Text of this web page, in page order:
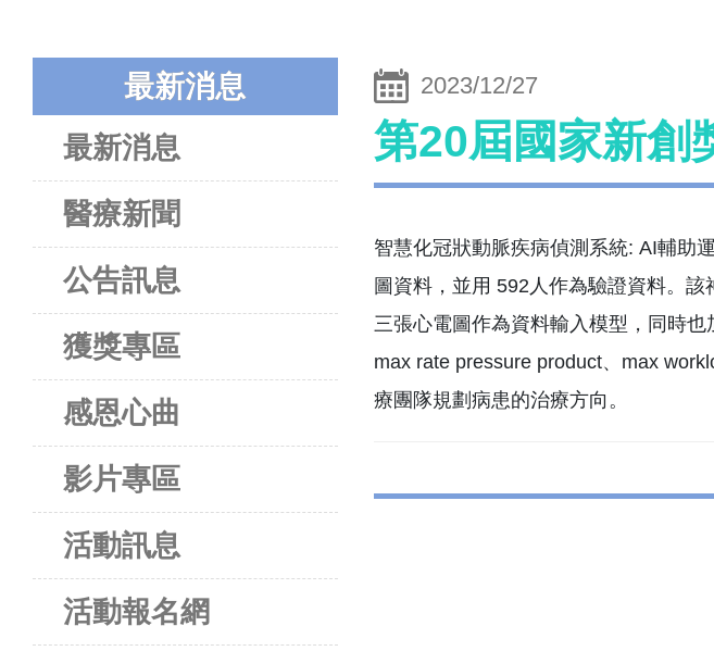
最新消息
最新消息
醫療新聞
公告訊息
獲獎專區
感恩心曲
影片專區
活動訊息
活動報名網
2023/12/27
第20屆國家新創
智慧化冠狀動脈疾病偵測系統: AI輔助
圖資料，並用 592人作為驗證資料。
三張心電圖作為資料輸入模型，同時
max rate pressure product、max
療團隊規劃病患的治療方向。